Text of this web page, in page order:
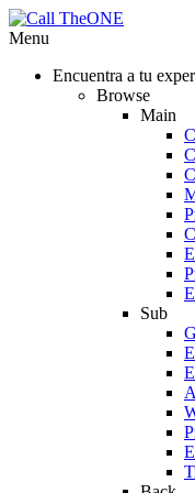
Menu
Encuentra a tu
Browse
Main
Sub